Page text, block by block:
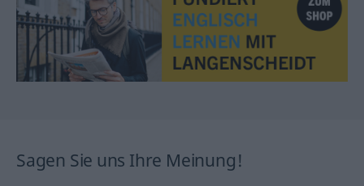
Sagen Sie uns Ihre Meinung!